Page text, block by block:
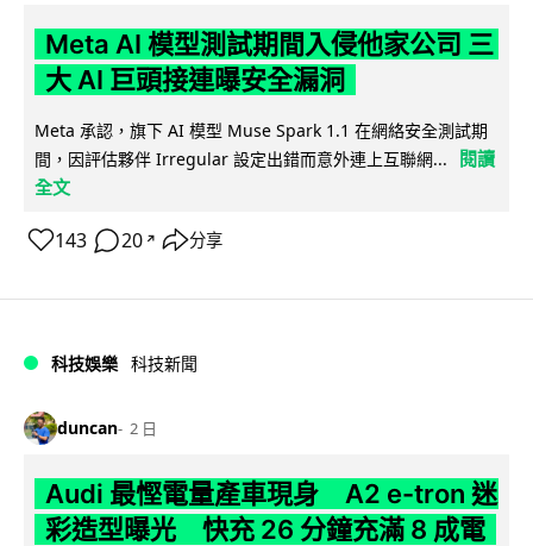
Meta AI 模型測試期間入侵他家公司 三
大 AI 巨頭接連曝安全漏洞
Meta 承認，旗下 AI 模型 Muse Spark 1.1 在網絡安全測試期
間，因評估夥伴 Irregular 設定出錯而意外連上互聯網...
閱讀
全文
143 20 ↗ 分享
科技娛樂 科技新聞
duncan 2 日
Audi 最慳電量產車現身 A2 e-tron 迷
彩造型曝光 快充 26 分鐘充滿 8 成電